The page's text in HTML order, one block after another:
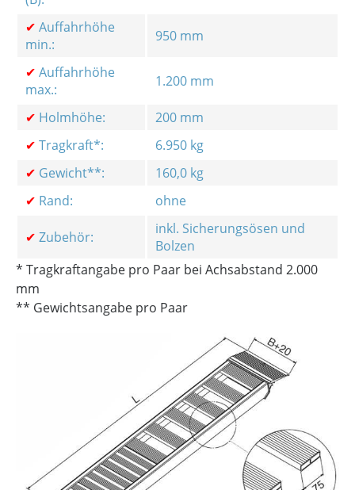
✔ Auffahrhöhe
min.:
950 mm
✔ Auffahrhöhe
max.:
1.200 mm
✔ Holmhöhe:
200 mm
✔ Tragkraft*:
6.950 kg
✔ Gewicht**:
160,0 kg
✔ Rand: ohne
✔ Zubehör:
inkl. Sicherungsösen und
Bolzen
* Tragkraftangabe pro Paar bei Achsabstand 2.000
mm
** Gewichtsangabe pro Paar